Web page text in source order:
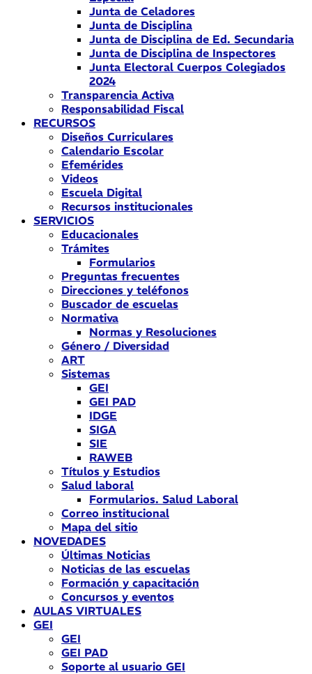
Junta de Celadores
Junta de Disciplina
Junta de Disciplina de Ed. Secundaria
Junta de Disciplina de Inspectores
Junta Electoral Cuerpos Colegiados
2024
Transparencia Activa
Responsabilidad Fiscal
RECURSOS
Diseños Curriculares
Calendario Escolar
Efemérides
Videos
Escuela Digital
Recursos institucionales
SERVICIOS
Educacionales
Trámites
Formularios
Preguntas frecuentes
Direcciones y teléfonos
Buscador de escuelas
Normativa
Normas y Resoluciones
Género / Diversidad
ART
Sistemas
GEI
GEI PAD
IDGE
SIGA
SIE
RAWEB
Títulos y Estudios
Salud laboral
Formularios. Salud Laboral
Correo institucional
Mapa del sitio
NOVEDADES
Últimas Noticias
Noticias de las escuelas
Formación y capacitación
Concursos y eventos
AULAS VIRTUALES
GEI
GEI
GEI PAD
Soporte al usuario GEI